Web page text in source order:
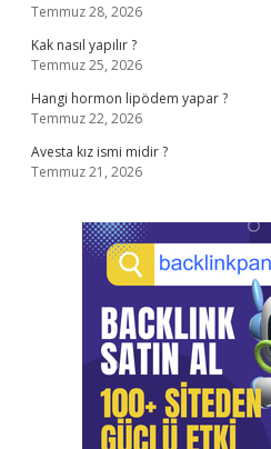
Temmuz 28, 2026
Kak nasıl yapılır ?
Temmuz 25, 2026
Hangi hormon lipödem yapar ?
Temmuz 22, 2026
Avesta kız ismi midir ?
Temmuz 21, 2026